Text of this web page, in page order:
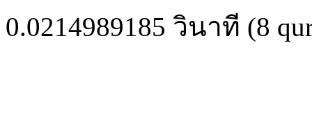
0.0214989185 วินาที (8